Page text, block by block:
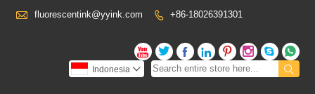
 fluorescentink@yyink.com  +86-18026391301
      


Indonesia 